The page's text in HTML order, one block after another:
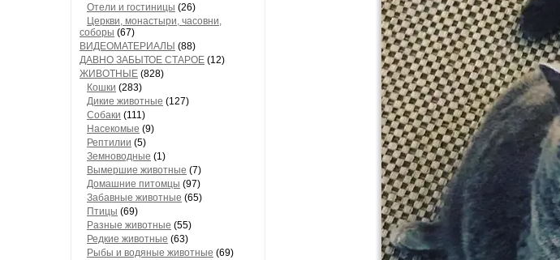
Отели и гостиницы (26)
Церкви, монастыри, часовни,
соборы (67)
ВИДЕОМАТЕРИАЛЫ (88)
ДАВНО ЗАБЫТОЕ СТАРОЕ (12)
ЖИВОТНЫЕ (828)
Кошки (283)
Дикие животные (127)
Собаки (111)
Насекомые (9)
Рептилии (5)
Земноводные (1)
Вымершие животные (7)
Домашние питомцы (97)
Забавные животные (65)
Птицы (69)
Разные животные (55)
Редкие животные (63)
Рыбы и водяные животные (69)